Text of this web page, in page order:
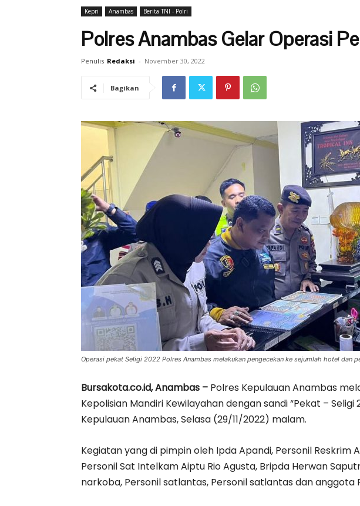
Kepri Anambas Berita TNI - Polri
Polres Anambas Gelar Operasi
Penulis Redaksi - November 30, 2022
Bagikan
Operasi pekat Seligi 2022 Polres Anambas melakukan pengecekan ke sejumlah hotel dan
Bursakota.co.id, Anambas – Polres Kepulauan Anambas
Kepolisian Mandiri Kewilayahan dengan sandi “Pekat – Seligi
Kepulauan Anambas, Selasa (29/11/2022) malam.
Kegiatan yang di pimpin oleh Ipda Apandi, Personil Reskrim
Personil Sat Intelkam Aiptu Rio Agusta, Bripda Herwan
narkoba, Personil satlantas, Personil satlantas dan anggota